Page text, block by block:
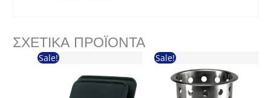
ΣΧΕΤΙΚΆ ΠΡΟΪΌΝΤΑ
Sale! Sale!